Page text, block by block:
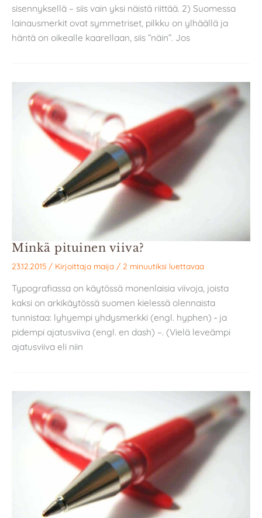
sisennyksellä – siis vain yksi näistä riittää. 2) Suomessa
lainausmerkit ovat symmetriset, pilkku on ylhäällä ja
häntä on oikealle kaarellaan, siis ”näin”. Jos
Minkä pituinen viiva?
23.12.2015 / Kirjoittaja maija / 2 minuutiksi luettavaa
Typografiassa on käytössä monenlaisia viivoja, joista
kaksi on arkikäytössä suomen kielessä olennaista
tunnistaa: lyhyempi yhdysmerkki (engl. hyphen) ‐ ja
pidempi ajatusviiva (engl. en dash) –. (Vielä leveämpi
ajatusviiva eli niin